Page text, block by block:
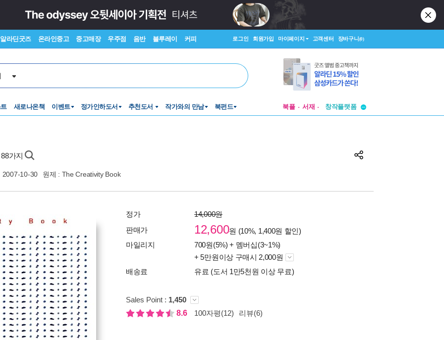
알라딘굿즈 온라인중고 중고매장 우주점 음반 블루레이 커피 로그인 회원가입 마이페이지 고객센터 장바구니(0)
새로나온책 이벤트 정가인하도서 추천도서 작가와의 만남 북펀드 북플 서재
창작플랫폼
가지
2007-10-30 원제 : The Creativity Book
정가
14,000원
판매가
12,600원 (10%, 1,400원 할인)
마일리지
700원(5%) + 멤버십(3~1%)
+ 5만원이상 구매시 2,000원
배송료
유료 (도서 1만5천원 이상 무료)
Sales Point : 1,450
8.6
100자평(12) 리뷰(6)